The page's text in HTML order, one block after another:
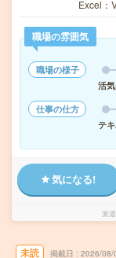
Excel：
職場の雰囲気
職場の様子
活
仕事の仕方
テ
気になる!
派
未読 掲載日 2026/08/